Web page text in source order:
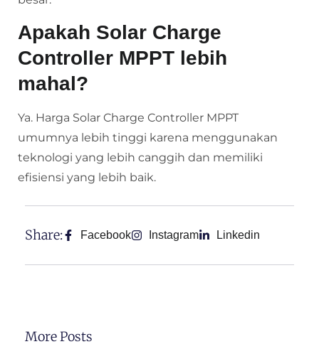
Apakah Solar Charge
Controller MPPT lebih
mahal?
Ya. Harga Solar Charge Controller MPPT
umumnya lebih tinggi karena menggunakan
teknologi yang lebih canggih dan memiliki
efisiensi yang lebih baik.
Share: Facebook Instagram Linkedin
More Posts